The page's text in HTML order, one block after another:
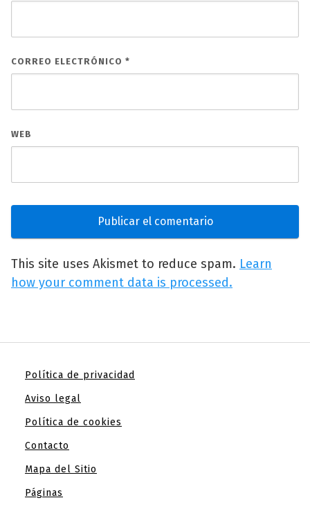
CORREO ELECTRÓNICO *
WEB
This site uses Akismet to reduce spam. Learn
how your comment data is processed.
Política de privacidad
Aviso legal
Política de cookies
Contacto
Mapa del Sitio
Páginas